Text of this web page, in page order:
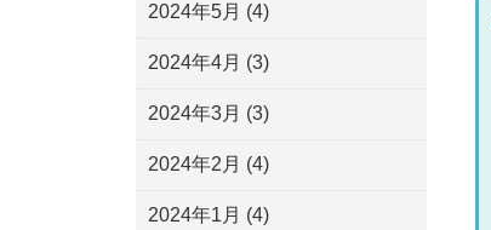
2024年5月 (4)
2024年4月 (3)
2024年3月 (3)
2024年2月 (4)
2024年1月 (4)